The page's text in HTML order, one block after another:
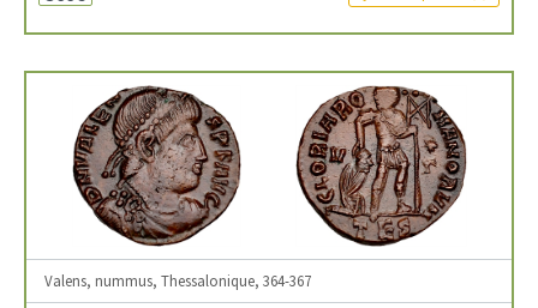
Valens, nummus, Thessalonique, 364-367